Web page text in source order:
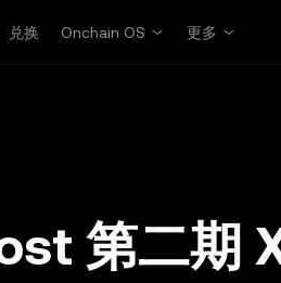
兑换 Onchain OS 更多
第二期